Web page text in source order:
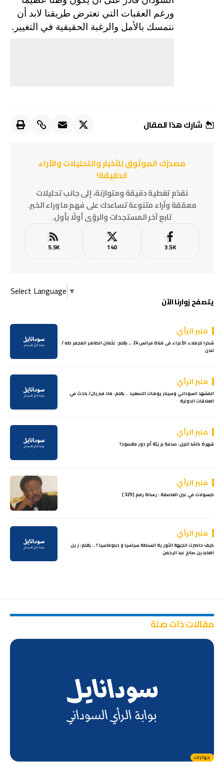
ورغم العقبات التي تعترض طريقنا لابد أن
نتمسك بالأمل والرغبة الحقيقية في التغيير .
شارك هذا المقال
مصدرُك الموثوق للأخبار والتحليلات والآراء
الدقيقة!
نقدّم تغطية دقيقة ومتوازنة، إلى جانب تحليلات
معمّقة وآراء متنوعة تساعدك على فهم ما وراء الخبر.
تابع آخر المستجدات والرؤى أولًا بأول.
3.5K
140
5.5K
Select Language ▼
يتصفح زوارنا الآن
منبر الرأي
شكرا للزملاء الأعزاء فى قناة فرانس 24 … بقلم: عثمان الطاهر المجمر طه /
لندن
منبر الرأي
المشهد السوداني وسيناريوهات التصعيد .. بقلم: ماد قبريال/ باحث في
العلاقات الدولية
منبر الرأي
شهرة كاشا النيل: صدفة بريئة أم دور مقصود؟
منبر الرأي
كبسولات في عين العاصفة : رسالة رقم [ 329 ]
منبر الرأي
كيف حاصرت الجبهة الثورية السلطة سياسيا و دبلوماسيا ؟ .. بقلم: زين
العابدين صالح عبد الرحمن
مقالات ذات صلة
حوارات